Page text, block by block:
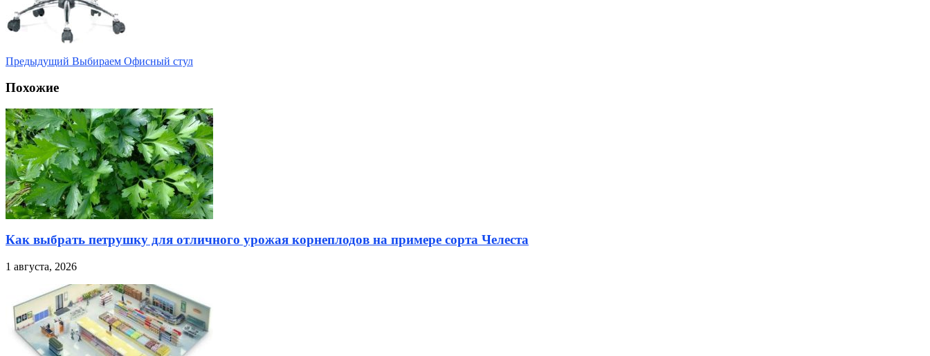
Предыдущий Выбираем Офисный стул
Похожие
Как выбрать петрушку для отличного урожая корнеплодов на примере сорта Челеста
1 августа, 2026